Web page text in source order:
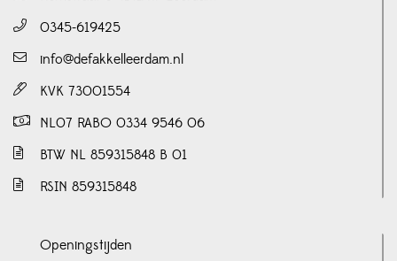
0345-619425
info@defakkelleerdam.nl
KVK 73001554
NL07 RABO 0334 9546 06
BTW NL 859315848 B 01
RSIN 859315848
Openingstijden